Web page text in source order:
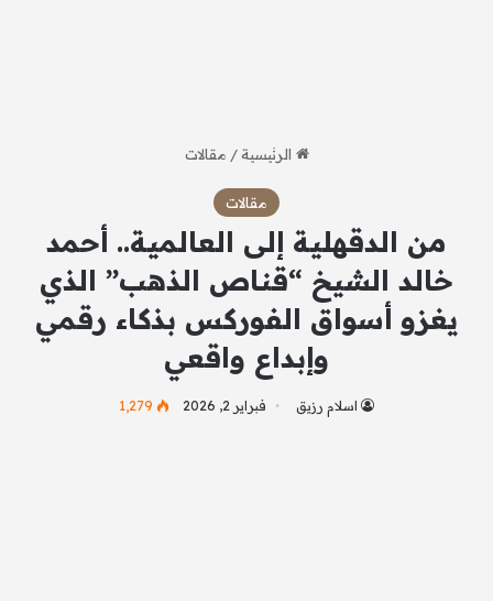
الرئيسية / مقالات
مقالات
من الدقهلية إلى العالمية.. أحمد
خالد الشيخ “قناص الذهب” الذي
يغزو أسواق الفوركس بذكاء رقمي
وإبداع واقعي
اسلام رزيق فبراير 2, 2026 1٬279